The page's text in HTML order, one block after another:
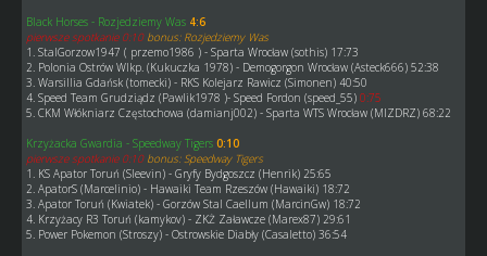
Black Horses - Rozjedziemy Was 4:6
pierwsze spotkanie 0:10 bonus: Rozjedziemy Was
1. StalGorzow1947 ( przemo1986 ) - Sparta Wrocław (sothis) 17:73
2. Polonia Ostrów Wlkp. (Kukuczka 1978) - Demogorgon Wrocław (Asteck666) 52:38
3. Warsillia Gdańsk (tomecki) - RKS Kolejarz Rawicz (Simonen) 40:50
4. Speed Team Grudziądz (Pawlik1978 )- Speed Fordon (speed_55) 0:75
5. CKM Włókniarz Częstochowa (damianj002) - Sparta WTS Wrocław (MIZDRZ) 68:22
Krzyżacka Gwardia - Speedway Tigers 0:10
pierwsze spotkanie 0:10 bonus: Speedway Tigers
1. KS Apator Toruń (Sleevin) - Gryfy Bydgoszcz (Henrik) 25:65
2. ApatorS (Marcelinio) - Hawaiki Team Rzeszów (Hawaiki) 18:72
3. Apator Toruń (Kwiatek) - Gorzów Stal Caellum (MarcinGw) 18:72
4. Krzyżacy R3 Toruń (kamykov) - ZKŻ Załawcze (Marex87) 29:61
5. Power Pokemon (Stroszy) - Ostrowskie Diabły (Casaletto) 36:54